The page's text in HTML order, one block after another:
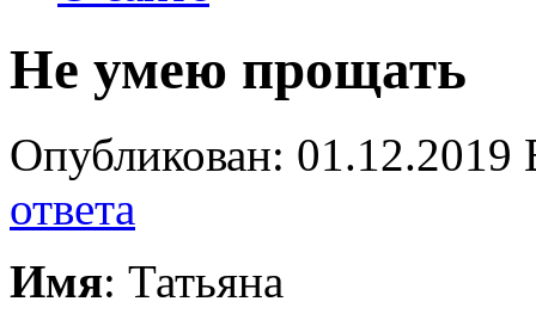
Не умею прощать
Опубликован:
ответа
Имя: Татьяна